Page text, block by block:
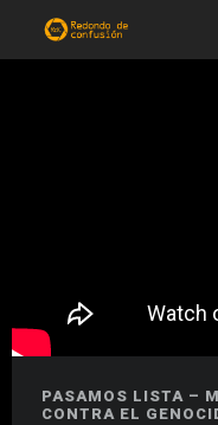
PASAMOS LISTA –
CONTRA EL